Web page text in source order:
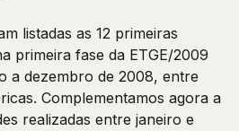
listadas as 12 primeiras
primeira fase da ETGE/2009
a dezembro de 2008, entre
Complementamos agora a
realizadas entre janeiro e